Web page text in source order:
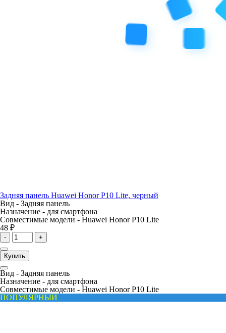
Задняя панель Huawei Honor P10 Lite, черный
Вид - Задняя панель
Назначение - для смартфона
Совместимые модели - Huawei Honor P10 Lite
48 ₽
- +
Купить
Вид - Задняя панель
Назначение - для смартфона
Совместимые модели - Huawei Honor P10 Lite
ПОПУЛЯРНЫЙ